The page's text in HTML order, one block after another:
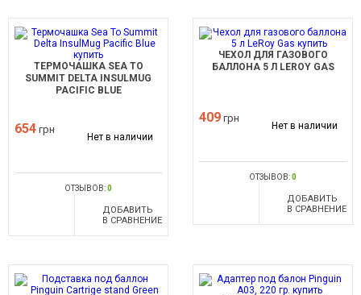
ТЕРМОЧАШКА SEA TO
SUMMIT DELTA INSULMUG
PACIFIC BLUE
654 грн
Нет в наличии
ОТЗЫВОВ:0
ДОБАВИТЬ
В СРАВНЕНИЕ
ЧЕХОЛ ДЛЯ ГАЗОВОГО
БАЛЛОНА 5 Л LEROY GAS
409 грн
Нет в наличии
ОТЗЫВОВ:0
ДОБАВИТЬ
В СРАВНЕНИЕ